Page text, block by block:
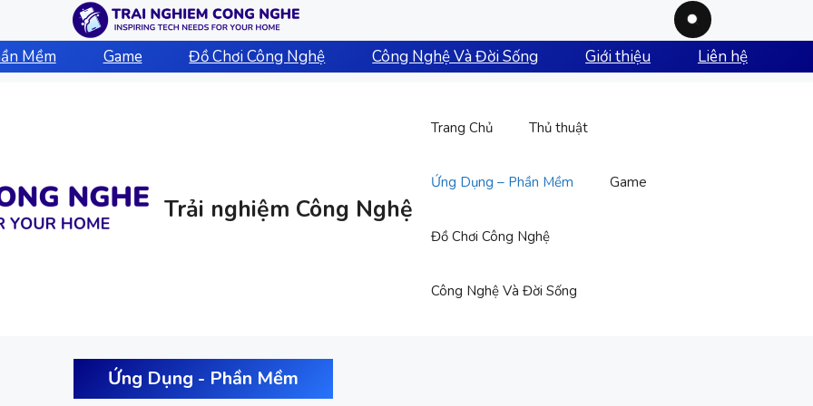
Mềm Game Đồ Chơi Công Nghệ Công Nghệ Và Đời Sống Giới thiệu
Liên hệ
Trải nghiệm Công Nghệ
Trang Chủ Thủ thuật
Ứng Dụng – Phần Mềm Game
Đồ Chơi Công Nghệ
Công Nghệ Và Đời Sống
Ứng Dụng - Phần Mềm